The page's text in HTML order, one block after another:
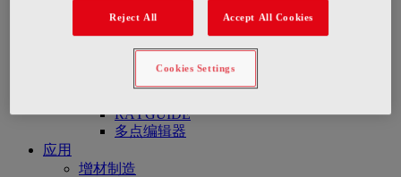
影像处理与测量系统
RAYSPECTOR
控制电子 SP-ICE
SP-ICE-1 PCIe PRO
RAYGUIDE
多点编辑器
应用
增材制造
Reject All Accept All Cookies
Cookies Settings